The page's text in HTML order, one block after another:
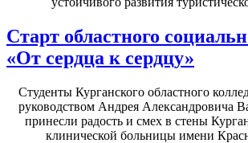
Старт областного
«От сердца к сердцу»
Студенты Курганского областного
руководством Андрея Александровича
принесли радость и смех в стены
клинической больницы имени